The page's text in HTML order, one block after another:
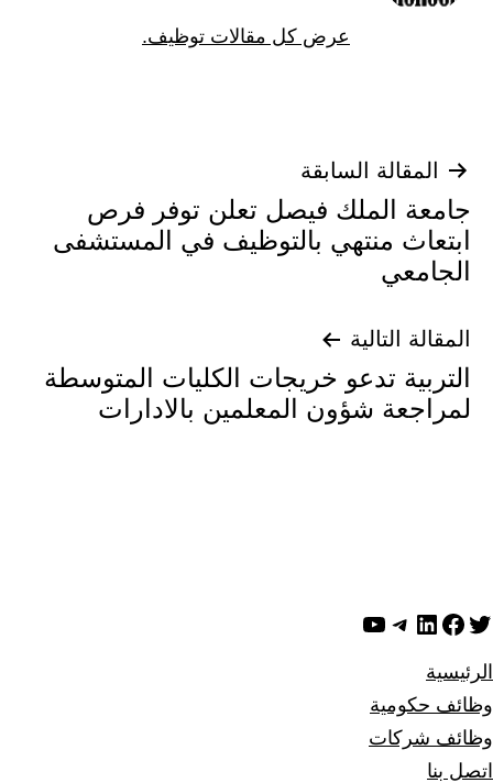
عرض كل مقالات توظيف.
المقالة السابقة
الملك فيصل تعلن توفر فرص
منتهي بالتوظيف في المستشفى
التالية
تدعو خريجات الكليات المتوسطة
شؤون المعلمين بالادارات
إنتيليجرام
يوتيوب
حكومية
شركات